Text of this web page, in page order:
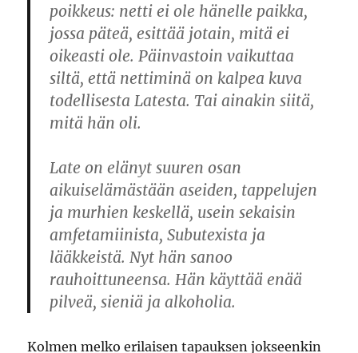
poikkeus: netti ei ole hänelle paikka,
jossa päteä, esittää jotain, mitä ei
oikeasti ole. Päinvastoin vaikuttaa
siltä, että nettiminä on kalpea kuva
todellisesta Latesta. Tai ainakin siitä,
mitä hän oli.
Late on elänyt suuren osan
aikuiselämästään aseiden, tappelujen
ja murhien keskellä, usein sekaisin
amfetamiinista, Subutexista ja
lääkkeistä. Nyt hän sanoo
rauhoittuneensa. Hän käyttää enää
pilveä, sieniä ja alkoholia.
Kolmen melko erilaisen tapauksen jokseenkin